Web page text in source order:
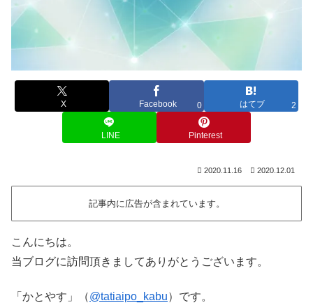
X Facebook 0 はてブ 2
LINE Pinterest
2020.11.16 2020.12.01
記事内に広告が含まれています。
こんにちは。
当ブログに訪問頂きましてありがとうございます。
「かとやす」（@tatiaipo_kabu）です。